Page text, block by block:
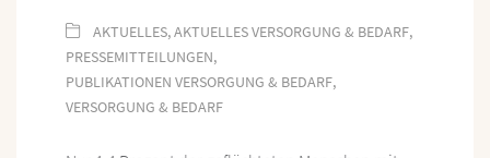
AKTUELLES,AKTUELLES VERSORGUNG & BEDARF,
PRESSEMITTEILUNGEN,
PUBLIKATIONEN VERSORGUNG & BEDARF,
VERSORGUNG & BEDARF